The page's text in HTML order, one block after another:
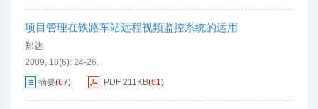
项目管理在铁路车站远程视频监控系统的运用
郑达
2009, 18(6): 24-26.
摘要(67) PDF 211KB(61 )